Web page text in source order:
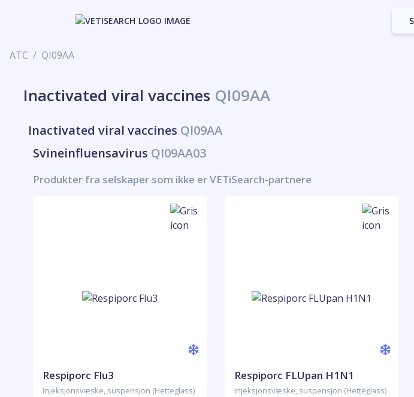
ATC QI09AA
Inactivated viral vaccines QI09AA
Inactivated viral vaccines QI09AA
Svineinfluensavirus QI09AA03
Produkter fra selskaper som ikke er VETiSearch-partnere
Respiporc Flu3
Injeksjonsvæske, suspensjon (Hetteglass)
Respiporc FLUpan H1N1
Injeksjonsvæske, suspensjon (Hetteglass)